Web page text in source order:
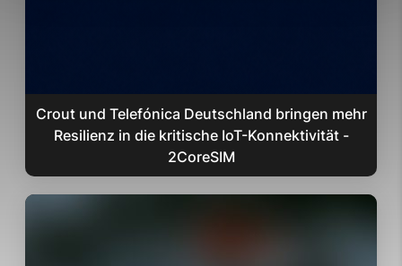
Crout und Telefónica Deutschland bringen mehr
Resilienz in die kritische IoT-Konnektivität -
2CoreSIM